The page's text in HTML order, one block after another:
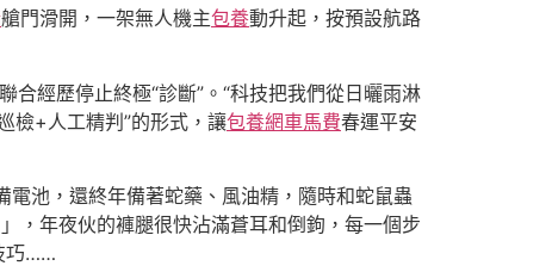
艙門滑開，一架無人機主包養動升起，按預設航路
合經歷停止終極“診斷”。“科技把我們從日曬雨淋
檢+人工精判”的形式，讓包養網車馬費春運平安
池，還終年備著蛇藥、風油精，隨時和蛇鼠蟲
，年夜伙的褲腿很快沾滿蒼耳和倒鉤，每一個步
巧……